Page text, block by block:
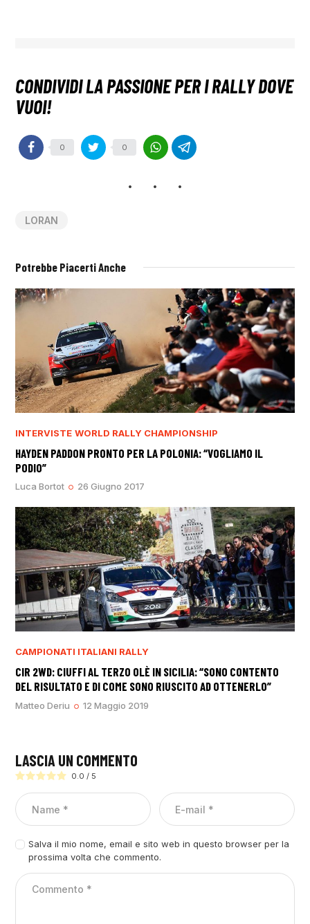
0 0
LORAN
Potrebbe Piacerti Anche
INTERVISTE WORLD RALLY CHAMPIONSHIP
HAYDEN PADDON PRONTO PER LA POLONIA: “VOGLIAMO IL
PODIO”
Luca Bortot 26 Giugno 2017
CAMPIONATI ITALIANI RALLY
CIR 2WD: CIUFFI AL TERZO OLÈ IN SICILIA: “SONO CONTENTO
DEL RISULTATO E DI COME SONO RIUSCITO AD OTTENERLO”
Matteo Deriu 12 Maggio 2019
LASCIA UN COMMENTO
0.0 / 5
Salva il mio nome, email e sito web in questo browser per la
prossima volta che commento.